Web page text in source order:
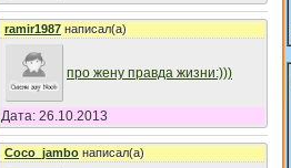
ramir1987написал(а)
про жену правда жизни:)))
Дата: 26.10.2013
Coco_jambo написал(а)